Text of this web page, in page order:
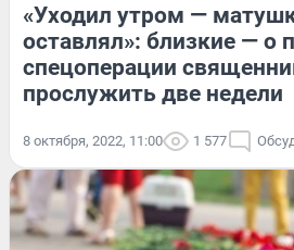
«Уходил утром —
оставлял»: близкие — о
спецоперации
прослужить две недели
8 октября, 2022, 11:00 1 577